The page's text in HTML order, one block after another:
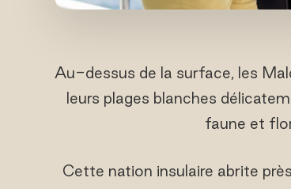
Au-dessus de la surface, les
leurs plages blanches
faune et
Cette nation insulaire abrite